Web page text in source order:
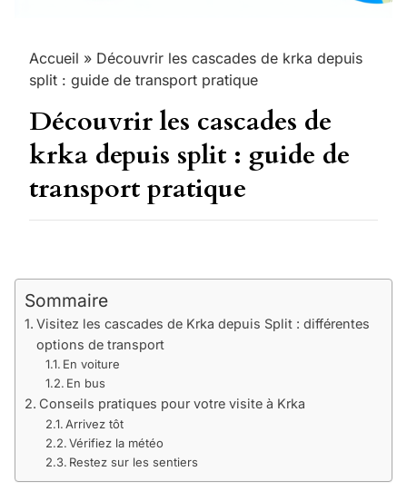
Accueil » Découvrir les cascades de krka depuis
split : guide de transport pratique
Découvrir les cascades de
krka depuis split : guide de
transport pratique
Sommaire
Visitez les cascades de Krka depuis Split : différentes
options de transport
En voiture
En bus
Conseils pratiques pour votre visite à Krka
Arrivez tôt
Vérifiez la météo
Restez sur les sentiers